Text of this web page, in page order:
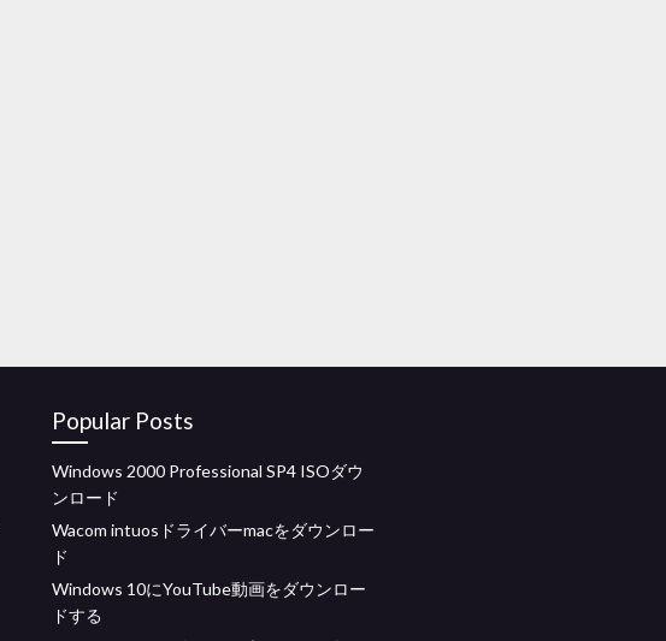
Popular Posts
Windows 2000 Professional SP4 ISOダウ
ンロード
Wacom intuosドライバーmacをダウンロー
ド
Windows 10にYouTube動画をダウンロー
ドする